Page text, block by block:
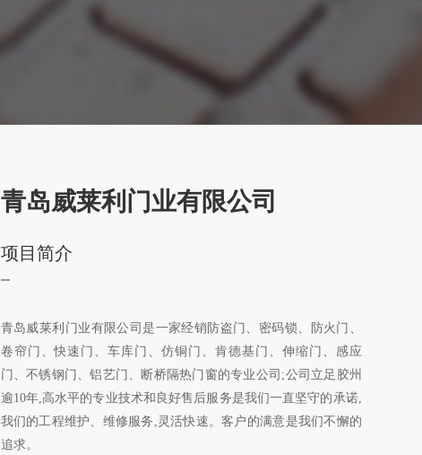
青岛威莱利门业有限公司
项目简介
青岛威莱利门业有限公司是一家经销防盗门、密码锁、防火门、
卷帘门、快速门、车库门、仿铜门、肯德基门、伸缩门、感应
门、不锈钢门、铝艺门、断桥隔热门窗的专业公司;公司立足胶州
逾10年,高水平的专业技术和良好售后服务是我们一直坚守的承诺,
我们的工程维护、维修服务,灵活快速。客户的满意是我们不懈的
追求。